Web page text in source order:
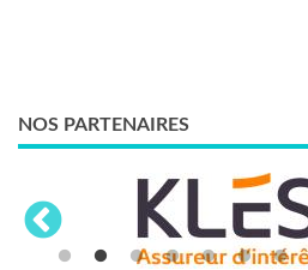
NOS PARTENAIRES